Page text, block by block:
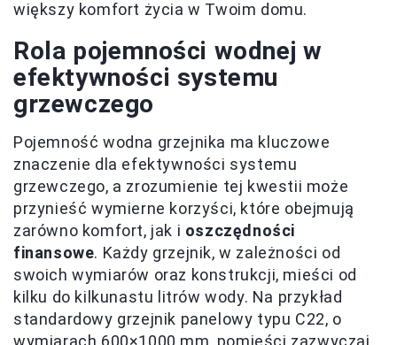
większy komfort życia w Twoim domu.
Rola pojemności wodnej w
efektywności systemu
grzewczego
Pojemność wodna grzejnika ma kluczowe
znaczenie dla efektywności systemu
grzewczego, a zrozumienie tej kwestii może
przynieść wymierne korzyści, które obejmują
zarówno komfort, jak i oszczędności
finansowe. Każdy grzejnik, w zależności od
swoich wymiarów oraz konstrukcji, mieści od
kilku do kilkunastu litrów wody. Na przykład
standardowy grzejnik panelowy typu C22, o
wymiarach 600×1000 mm, pomieści zazwyczaj